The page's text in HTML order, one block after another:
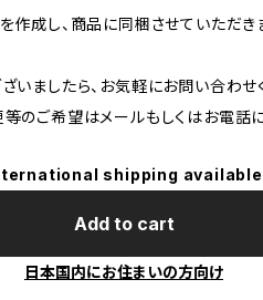
作成し、商品に同梱させていただき
いましたら、お気軽にお問い合わせ
のご希望はメールもしくはお電話に
shipping available
Add to cart
日本国内にお住まいの方向け